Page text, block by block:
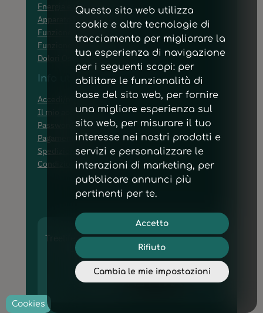
Questo sito web utilizza
cookie e altre tecnologie di
tracciamento per migliorare la
tua esperienza di navigazione
per i seguenti scopi: per
abilitare le funzionalità di
base del sito web, per fornire
una migliore esperienza sul
sito web, per misurare il tuo
interesse nei nostri prodotti e
servizi e personalizzare le
interazioni di marketing, per
pubblicare annunci più
pertinenti per te.
Accetto
Rifiuto
Cambia le mie impostazioni
Cookies
Energia e Convalescenza
Apparato Digerente
Funzione Cardiaca e Visiva
Funzione Tiroidea
Dolori Ostearticolari ed Edemi
Info utili
Accedi/registrati
Il mio account
Password dimenticata
Pagamenti
Spedizioni
Condizioni di vendita
Treelife Pharma® Srl – P.I. IT03797420795
–
|Cookie Policy
powered by